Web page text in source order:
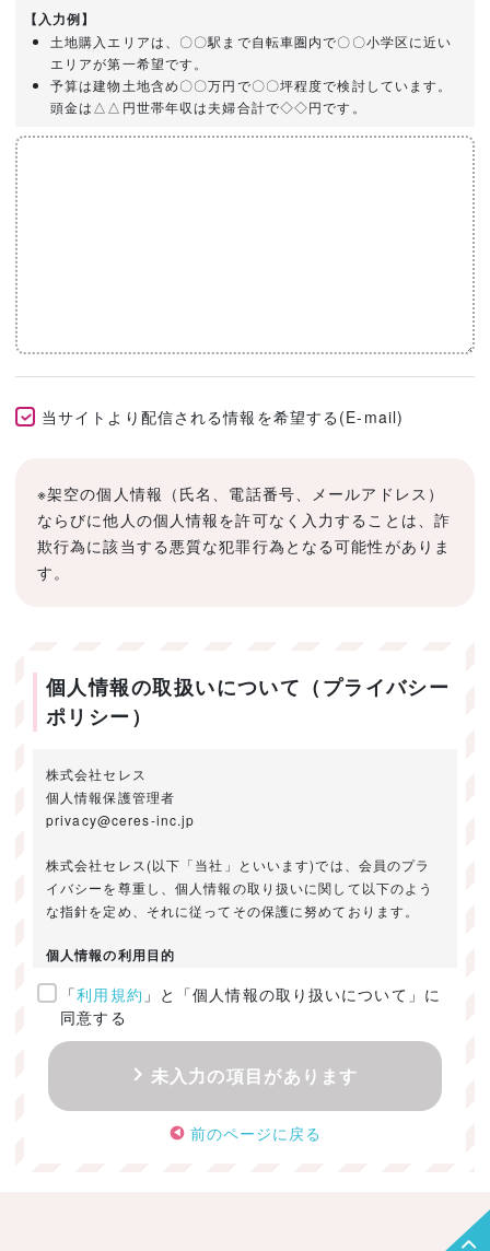
【入力例】
土地購入エリアは、〇〇駅まで自転車圏内で〇〇小学区に近い
エリアが第一希望です。
予算は建物土地含め〇〇万円で〇〇坪程度で検討しています。
頭金は△△円世帯年収は夫婦合計で◇◇円です。
当サイトより配信される情報を希望する(E-mail)
※架空の個人情報（氏名、電話番号、メールアドレス）
ならびに他人の個人情報を許可なく入力することは、詐
欺行為に該当する悪質な犯罪行為となる可能性がありま
す。
個人情報の取扱いについて（プライバシー
ポリシー）
株式会社セレス
個人情報保護管理者
privacy@ceres-inc.jp
株式会社セレス(以下「当社」といいます)では、会員のプラ
イバシーを尊重し、個人情報の取り扱いに関して以下のよう
な指針を定め、それに従ってその保護に努めております。
個人情報の利用目的
ご提供いただきました個人情報は、以下のためにのみ利用い
たします。
・お問い合わせに対する回答及び資料送付のご連絡
・当社のお客様向けサービスの提供
・本人確認
・サービスの開発・改善のための分析
「利用規約 」と「個人情報の取り扱いについて」に
同意する
未入力の項目があります
前のページに戻る